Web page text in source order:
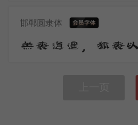
邯郸圆隶体